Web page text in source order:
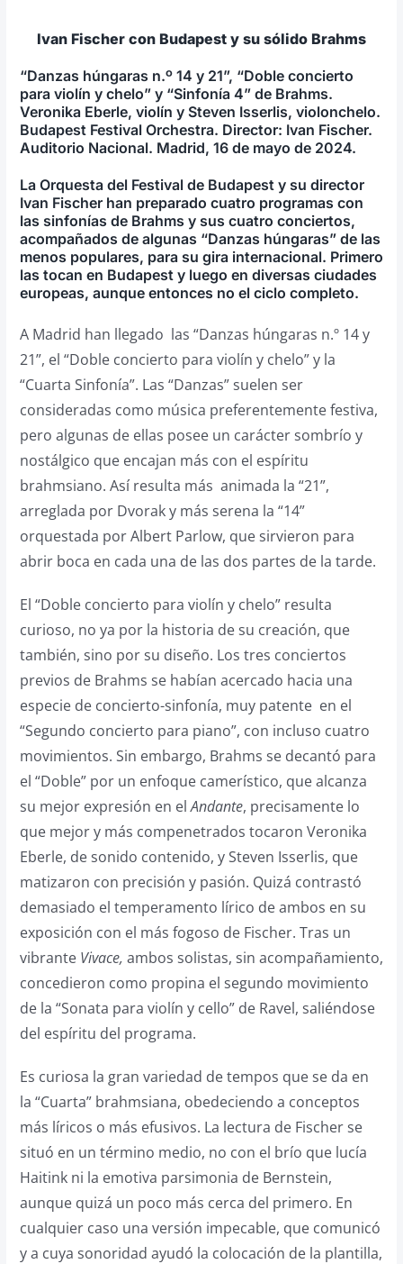
Ivan Fischer con Budapest y su sólido Brahms
“Danzas húngaras n.º 14 y 21”, “Doble concierto
para violín y chelo” y “Sinfonía 4” de Brahms.
Veronika Eberle, violín y Steven Isserlis, violonchelo.
Budapest Festival Orchestra. Director: Ivan Fischer.
Auditorio Nacional. Madrid, 16 de mayo de 2024.
La Orquesta del Festival de Budapest y su director
Ivan Fischer han preparado cuatro programas con
las sinfonías de Brahms y sus cuatro conciertos,
acompañados de algunas “Danzas húngaras” de las
menos populares, para su gira internacional. Primero
las tocan en Budapest y luego en diversas ciudades
europeas, aunque entonces no el ciclo completo.
A Madrid han llegado las “Danzas húngaras n.º 14 y
21”, el “Doble concierto para violín y chelo” y la
“Cuarta Sinfonía”. Las “Danzas” suelen ser
consideradas como música preferentemente festiva,
pero algunas de ellas posee un carácter sombrío y
nostálgico que encajan más con el espíritu
brahmsiano. Así resulta más animada la “21”,
arreglada por Dvorak y más serena la “14”
orquestada por Albert Parlow, que sirvieron para
abrir boca en cada una de las dos partes de la tarde.
El “Doble concierto para violín y chelo” resulta
curioso, no ya por la historia de su creación, que
también, sino por su diseño. Los tres conciertos
previos de Brahms se habían acercado hacia una
especie de concierto-sinfonía, muy patente en el
“Segundo concierto para piano”, con incluso cuatro
movimientos. Sin embargo, Brahms se decantó para
el “Doble” por un enfoque camerístico, que alcanza
su mejor expresión en elAndante, precisamente lo
que mejor y más compenetrados tocaron Veronika
Eberle, de sonido contenido, y Steven Isserlis, que
matizaron con precisión y pasión. Quizá contrastó
demasiado el temperamento lírico de ambos en su
exposición con el más fogoso de Fischer. Tras un
vibrante Vivace, ambos solistas, sin acompañamiento,
concedieron como propina el segundo movimiento
de la “Sonata para violín y cello” de Ravel, saliéndose
del espíritu del programa.
Es curiosa la gran variedad de tempos que se da en
la “Cuarta” brahmsiana, obedeciendo a conceptos
más líricos o más efusivos. La lectura de Fischer se
situó en un término medio, no con el brío que lucía
Haitink ni la emotiva parsimonia de Bernstein,
aunque quizá un poco más cerca del primero. En
cualquier caso una versión impecable, que comunicó
y a cuya sonoridad ayudó la colocación de la plantilla,